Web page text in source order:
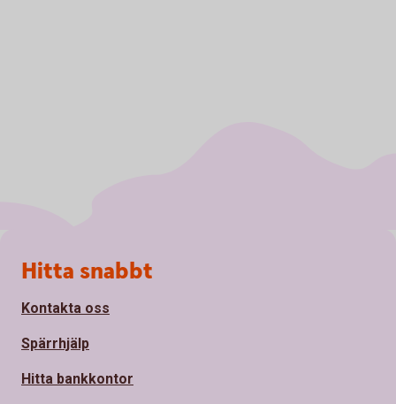
Sidfot
Hitta snabbt
Kontakta oss
Spärrhjälp
Hitta bankkontor